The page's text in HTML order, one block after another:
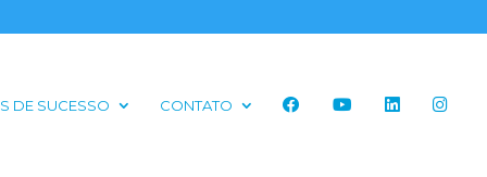
DE SUCESSO CONTATO